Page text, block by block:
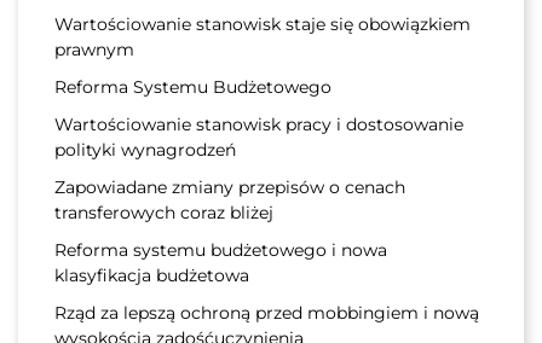
Wartościowanie stanowisk staje się obowiązkiem
prawnym
Reforma Systemu Budżetowego
Wartościowanie stanowisk pracy i dostosowanie
polityki wynagrodzeń
Zapowiadane zmiany przepisów o cenach
transferowych coraz bliżej
Reforma systemu budżetowego i nowa
klasyfikacja budżetowa
Rząd za lepszą ochroną przed mobbingiem i nową
wysokością zadośćuczynienia